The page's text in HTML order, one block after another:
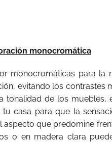
monocromática
monocromáticas para la
evitando los contrastes
tonalidad de los muebles,
casa para que la
aspecto que predomine
o en madera clara